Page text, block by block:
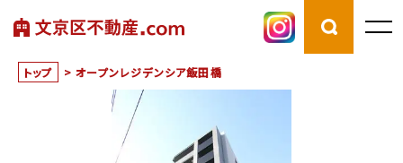
トップ > オープンレジデンシア飯田橋